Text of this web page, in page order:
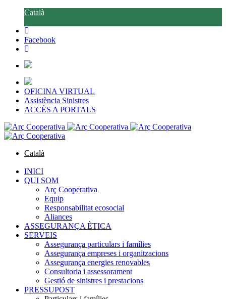
Català
Facebook
OFICINA VIRTUAL
Assistència Sinistres
ACCÉS A PORTALS
Català
INICI
QUI SOM
Arç Cooperativa
Equip
Responsabilitat ecosocial
Aliances
ASSEGURANÇA ÈTICA
SERVEIS
Assegurança particulars i famílies
Assegurança empreses i organitzacions
Assegurança energies renovables
Consultoria i assessorament
Gestió de sinistres i prestacions
PRESSUPOST